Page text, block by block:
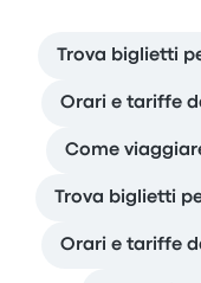
Trova biglietti
Orari e tariffe
Come
Trova biglietti
Orari e tariffe